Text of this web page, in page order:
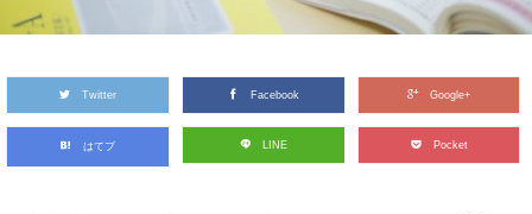
Twitter Facebook Google+
はてブ LINE Pocket